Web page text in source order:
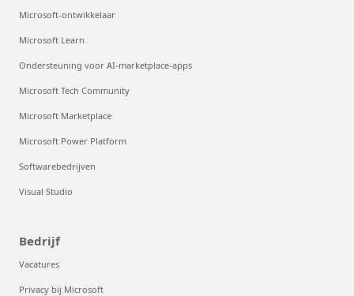
Microsoft-ontwikkelaar
Microsoft Learn
Ondersteuning voor AI-marketplace-apps
Microsoft Tech Community
Microsoft Marketplace
Microsoft Power Platform
Softwarebedrijven
Visual Studio
Bedrijf
Vacatures
Privacy bij Microsoft